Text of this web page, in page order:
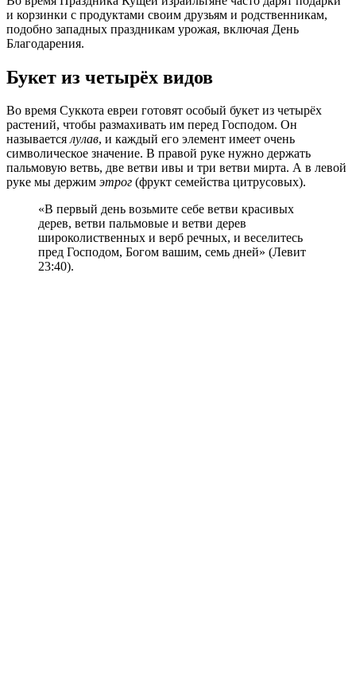
и корзинки с продуктами своим друзьям и родственникам,
подобно западных праздникам урожая, включая День
Благодарения.
Букет из четырёх видов
Во время Суккота евреи готовят особый букет из четырёх
растений, чтобы размахивать им перед Господом. Он
называетсялулав, и каждый его элемент имеет очень
символическое значение. В правой руке нужно держать
пальмовую ветвь, две ветви ивы и три ветви мирта. А в левой
руке мы держим этрог (фрукт семейства цитрусовых).
«В первый день возьмите себе ветви красивых
дерев, ветви пальмовые и ветви дерев
широколиственных и верб речных, и веселитесь
пред Господом, Богом вашим, семь дней» (Левит
23:40).